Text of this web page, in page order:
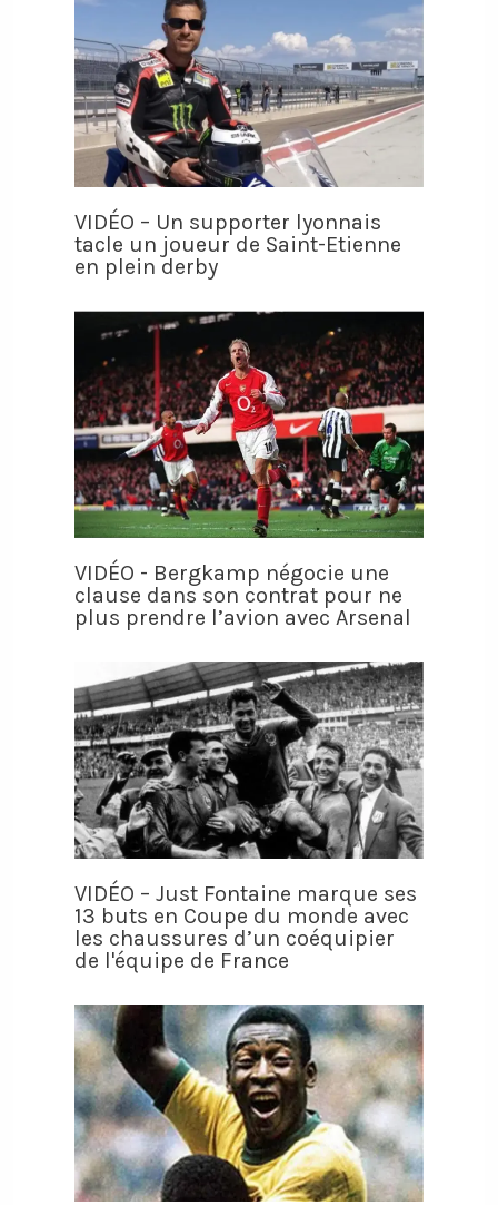
VIDÉO – Un supporter lyonnais
tacle un joueur de Saint-Etienne
en plein derby
VIDÉO - Bergkamp négocie une
clause dans son contrat pour ne
plus prendre l’avion avec Arsenal
VIDÉO – Just Fontaine marque ses
13 buts en Coupe du monde avec
les chaussures d’un coéquipier
de l'équipe de France